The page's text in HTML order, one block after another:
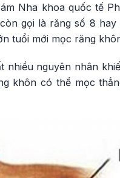
Nha khoa quốc tế
gọi là răng số 8
tuổi mới mọc răng
nguyên nhân
khôn có thể mọc